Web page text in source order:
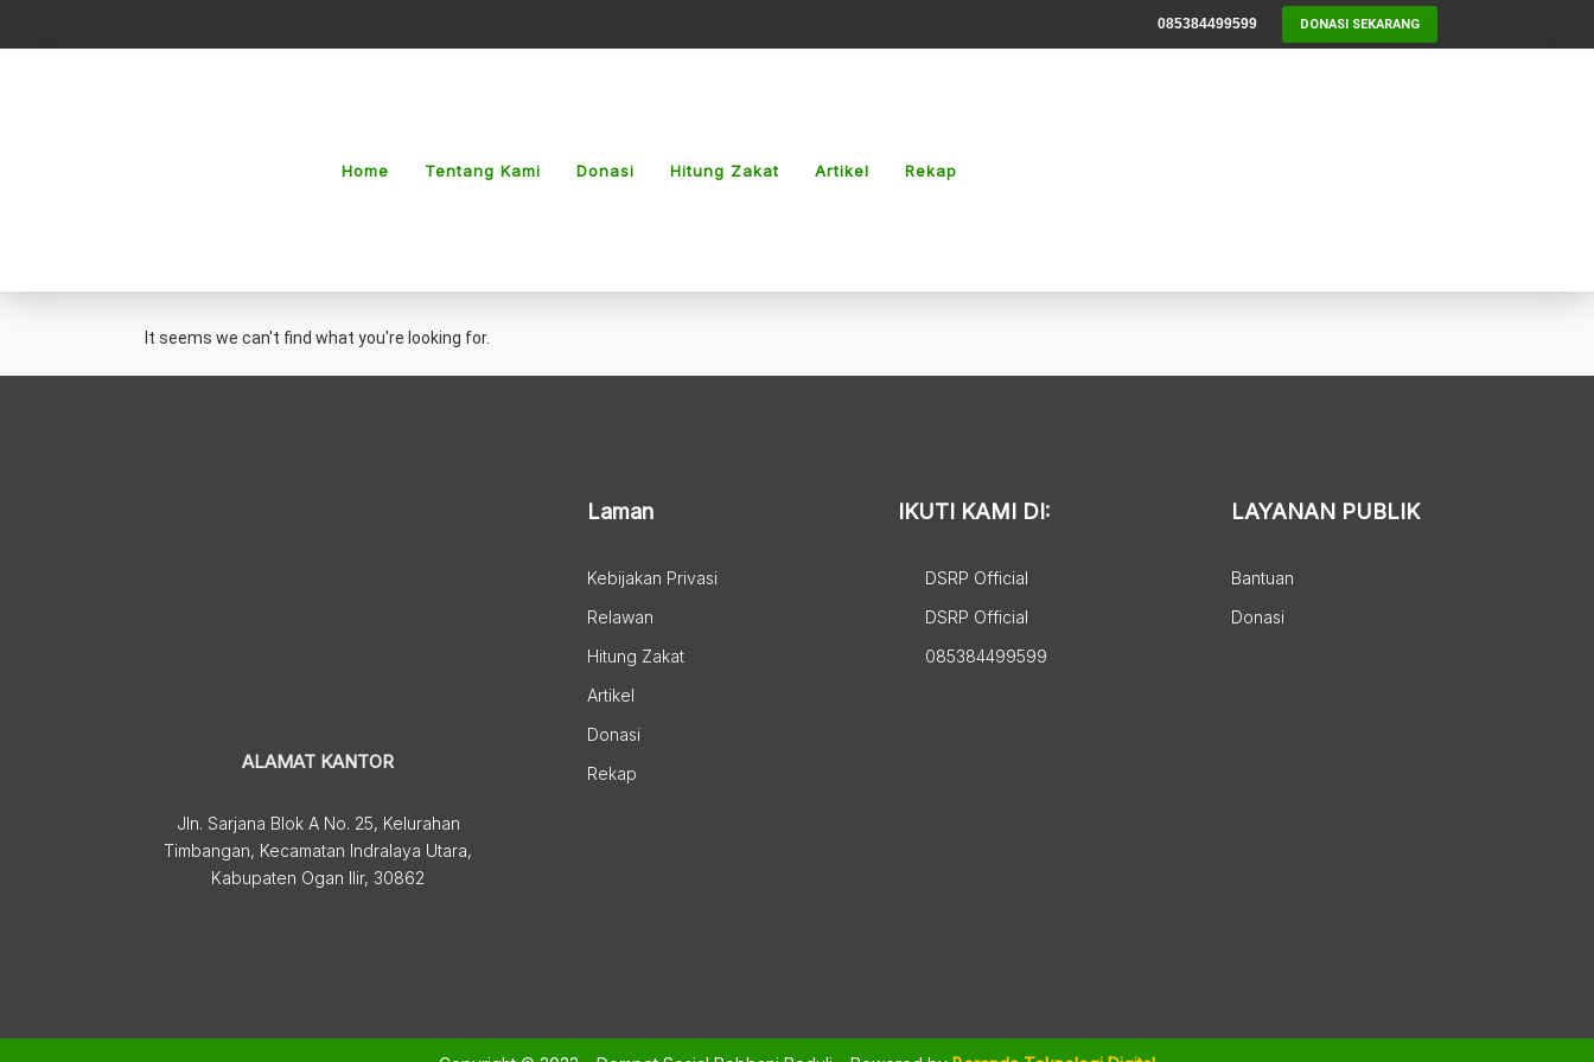
085384499599 DONASI SEKARANG
Home Tentang Kami Donasi Hitung Zakat Artikel Rekap
It seems we can't find what you're looking for.
ALAMAT KANTOR
Jln. Sarjana Blok A No. 25, Kelurahan
Timbangan, Kecamatan Indralaya Utara,
Kabupaten Ogan Ilir, 30862
Laman
Kebijakan Privasi
Relawan
Hitung Zakat
Artikel
Donasi
Rekap
IKUTI KAMI DI:
DSRP Official
DSRP Official
085384499599
LAYANAN PUBLIK
Bantuan
Donasi